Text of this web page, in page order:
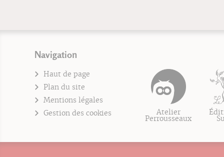
Navigation
Haut de page
Plan du site
Mentions légales
Gestion des cookies
Atelier
Perrousseaux